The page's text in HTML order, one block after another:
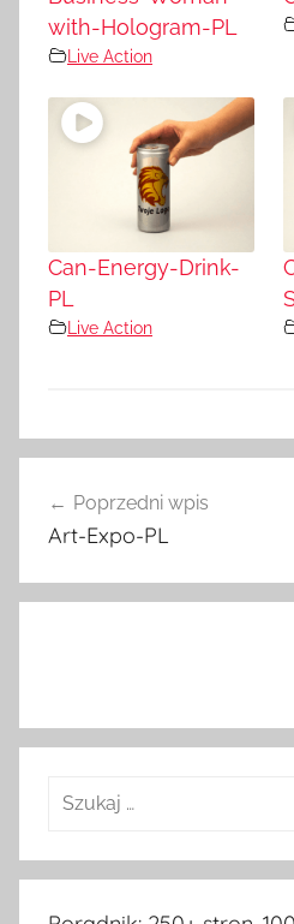
with-Hologram-PL
Live Action
Can-Energy-Drink-
PL
Live Action
wpisu
Poprzedni wpis
Art-Expo-PL